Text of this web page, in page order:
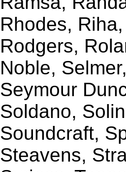
Rhodes,
Rodgers,
Noble,
Seymour
Soldano,
Soundcraft,
Steavens,